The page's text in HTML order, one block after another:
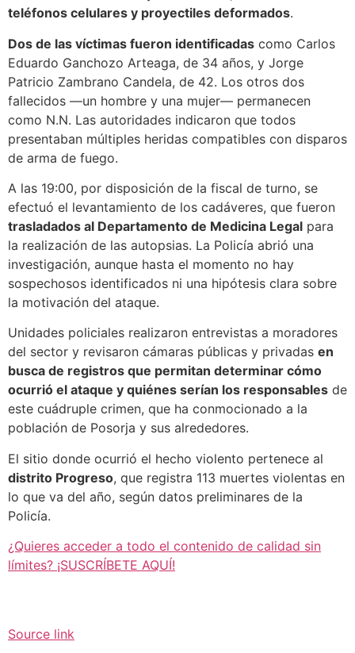
teléfonos celulares y proyectiles deformados.
Dos de las víctimas fueron identificadas como Carlos
Eduardo Ganchozo Arteaga, de 34 años, y Jorge
Patricio Zambrano Candela, de 42. Los otros dos
fallecidos —un hombre y una mujer— permanecen
como N.N. Las autoridades indicaron que todos
presentaban múltiples heridas compatibles con disparos
de arma de fuego.
A las 19:00, por disposición de la fiscal de turno, se
efectuó el levantamiento de los cadáveres, que fueron
trasladados al Departamento de Medicina Legal para
la realización de las autopsias. La Policía abrió una
investigación, aunque hasta el momento no hay
sospechosos identificados ni una hipótesis clara sobre
la motivación del ataque.
Unidades policiales realizaron entrevistas a moradores
del sector y revisaron cámaras públicas y privadas en
busca de registros que permitan determinar cómo
ocurrió el ataque y quiénes serían los responsables de
este cuádruple crimen, que ha conmocionado a la
población de Posorja y sus alrededores.
El sitio donde ocurrió el hecho violento pertenece al
distrito Progreso, que registra 113 muertes violentas en
lo que va del año, según datos preliminares de la
Policía.
¿Quieres acceder a todo el contenido de calidad sin
límites? ¡SUSCRÍBETE AQUÍ!
Source link